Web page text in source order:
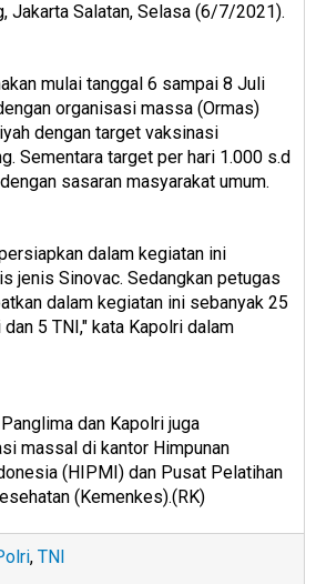
Jakarta Salatan, Selasa (6/7/2021).
mulai tanggal 6 sampai 8 Juli
organisasi massa (Ormas)
dengan target vaksinasi
Sementara target per hari 1.000 s.d
sasaran masyarakat umum.
dalam kegiatan ini
jenis Sinovac. Sedangkan petugas
dalam kegiatan ini sebanyak 25
5 TNI," kata Kapolri dalam
dan Kapolri juga
massal di kantor Himpunan
(HIPMI) dan Pusat Pelatihan
(Kemenkes).(RK)
, TNI